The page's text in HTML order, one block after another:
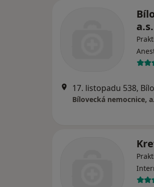
a.s.
17. listopadu 538,
Bílovecká nemocnice,